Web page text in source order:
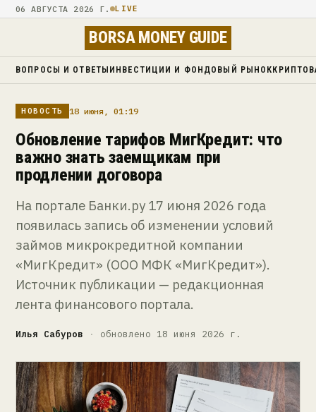
06 АВГУСТА 2026 Г. LIVE
BORSA MONEY GUIDE
ВОПРОСЫ И ОТВЕТЫ ИНВЕСТИЦИИ И ФОНДОВЫЙ РЫНОК
НОВОСТЬ 18 июня, 01:19
Обновление тарифов МигКредит: что
важно знать заемщикам при
продлении договора
На портале Банки.ру 17 июня 2026 года
появилась запись об изменении условий
займов микрокредитной компании
«МигКредит» (ООО МФК «МигКредит»).
Источник публикации — редакционная
лента финансового портала.
Илья Сабуров · обновлено 18 июня 2026 г.